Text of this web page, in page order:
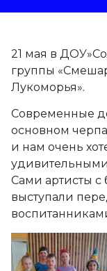
21 мая в
группы
Лукоморья».
Современные
основном
и нам очень
Сами артисты
выступали